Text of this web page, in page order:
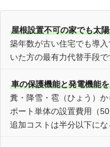
屋根設置不可の家でも太
築年数が古い住宅でも導
いた方の最有力代替手段で
車の保護機能と発電機能
糞・降雪・雹（ひょう）
ポート単体の設置費用（
追加コストは半分以下にな